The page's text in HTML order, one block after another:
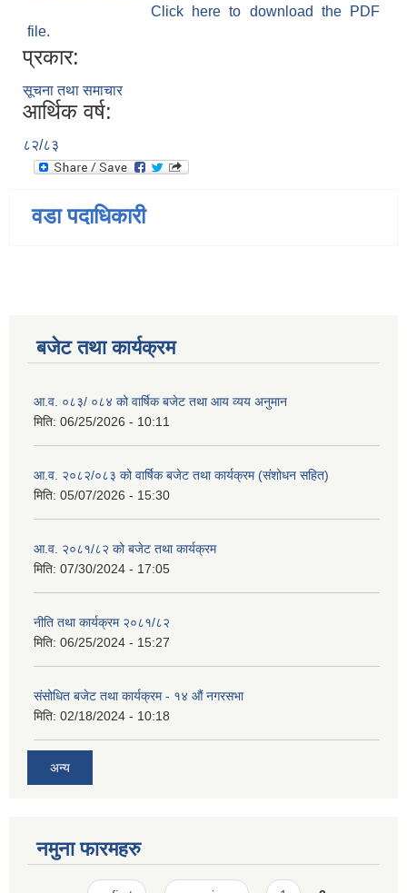
Click here to download the PDF
file.
प्रकार:
सूचना तथा समाचार
आर्थिक वर्ष:
८२/८३
वडा पदाधिकारी
बजेट तथा कार्यक्रम
आ.व. ०८३/ ०८४ को वार्षिक बजेट तथा आय व्यय अनुमान
मिति: 06/25/2026 - 10:11
आ.व. २०८२/०८३ को वार्षिक बजेट तथा कार्यक्रम (संशोधन सहित)
मिति: 05/07/2026 - 15:30
आ.व. २०८१/८२ को बजेट तथा कार्यक्रम
मिति: 07/30/2024 - 17:05
नीति तथा कार्यक्रम २०८१/८२
मिति: 06/25/2024 - 15:27
संसोधित बजेट तथा कार्यक्रम - १४ औं नगरसभा
मिति: 02/18/2024 - 10:18
अन्य
नमुना फारमहरु